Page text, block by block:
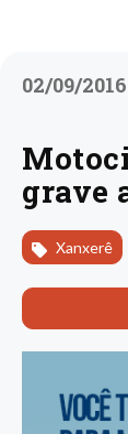
02/09/
grave
Xanxerê